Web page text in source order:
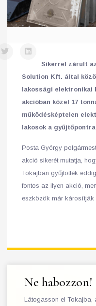
Sikerrel zárult
Solution Kft. által
lakossági elektronikai
akcióban közel 17
működésképtelen
lakosok a
Posta György
akció sikerét mutatja,
Tokajban gyűjtötték
fontos az ilyen akció,
eszközök már károsítják
Ne habozzon!
Látogasson el Tokajba,